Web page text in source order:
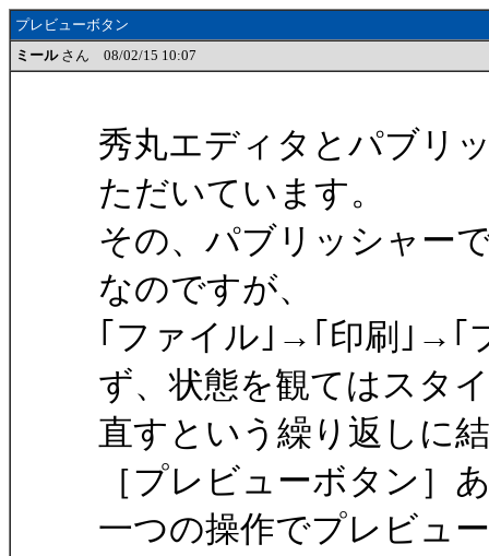
プレビューボタン
ミールさん 08/02/15 10:07
秀丸エディタとパブリ
ただいています。
その、パブリッシャー
なのですが、
｢ファイル｣→｢印刷｣→｢
ず、状態を観てはスタ
直すという繰り返しに
［プレビューボタン］
一つの操作でプレビュ